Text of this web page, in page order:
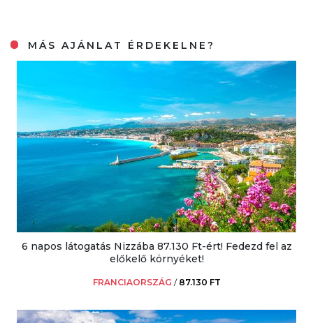
MÁS AJÁNLAT ÉRDEKELNE?
6 napos látogatás Nizzába 87.130 Ft-ért! Fedezd fel az
előkelő környéket!
FRANCIAORSZÁG / 87.130 FT